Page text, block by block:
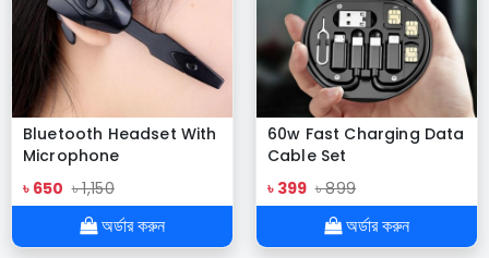
Bluetooth Headset With
Microphone
Rechargeable Long
Standby Driving Car
High Sensitivity
Handsfree Wireless
৳ 650 ৳ 1,150
অর্ডার করুন
60w Fast Charging Data
Cable Set
৳ 399 ৳ 899
অর্ডার করুন